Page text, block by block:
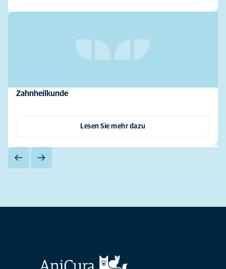
Zahnheilkunde
Lesen Sie mehr dazu